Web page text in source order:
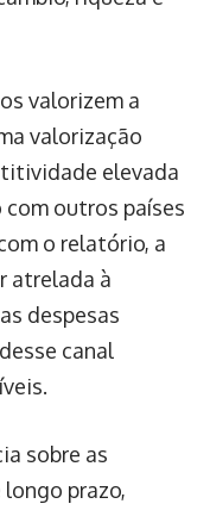
valorizem a
valorização
elevada
com outros países
o relatório, a
atrelada à
despesas
canal
sobre as
prazo,